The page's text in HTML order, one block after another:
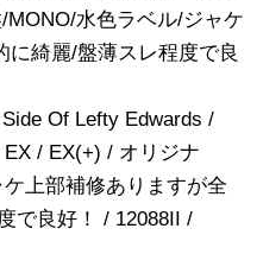
水色ラベル/ジャケ
に綺麗/盤薄スレ程度で良
Of Lefty Edwards /
/ EX(+) / オリジナ
上部補修ありますが全
で良好！ / 12088II /